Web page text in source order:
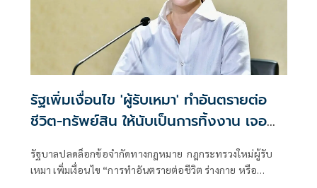
รัฐเพิ่มเงื่อนไข 'ผู้รับเหมา' ทำอันตรายต่อ
ชีวิต-ทรัพย์สิน ให้นับเป็นการทิ้งงาน เจอ
รัฐบาลปลดล็อกข้อจำกัดทางกฎหมาย กฎกระทรวงใหม่ผู้รับ
เหมา เพิ่มเงื่อนไข “การทำอันตรายต่อชีวิต ร่างกาย หรือ